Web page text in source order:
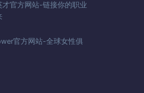
才官方网站-链接你的职业
官方网站-全球女性俱